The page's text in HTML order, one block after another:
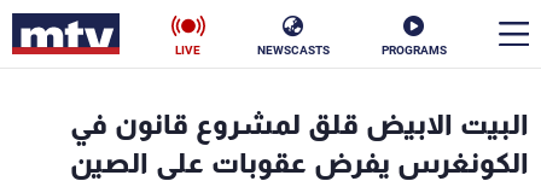
PROGRAMS
NEWSCASTS
LIVE
البيت الابيض قلق لمشروع قانون في
الكونغرس يفرض عقوبات على الصين
الأخبار